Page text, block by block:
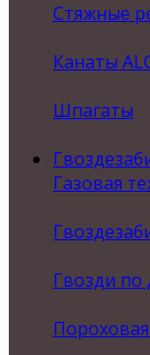
Стяжные
Канаты
Шпагаты
Газовая
Гвозди по
Пороховая